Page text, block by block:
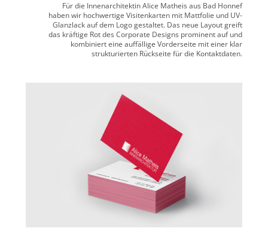
Für die Innenarchitektin Alice Matheis aus Bad Honnef
haben wir hochwertige Visitenkarten mit Mattfolie und UV-
Glanzlack auf dem Logo gestaltet. Das neue Layout greift
das kräftige Rot des Corporate Designs prominent auf und
kombiniert eine auffällige Vorderseite mit einer klar
strukturierten Rückseite für die Kontaktdaten.